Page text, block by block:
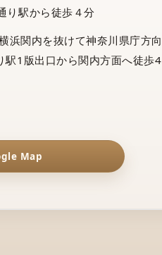
り駅から徒歩４分
浜関内を抜けて神奈川県庁方向
1版出口から関内方面へ徒歩4
Map